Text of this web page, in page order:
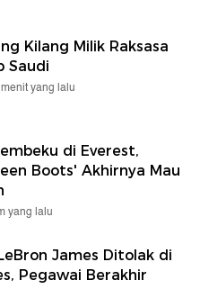
Kilang Milik Raksasa
Saudi
yang lalu
di Everest,
Boots' Akhirnya Mau
yang lalu
James Ditolak di
Pegawai Berakhir